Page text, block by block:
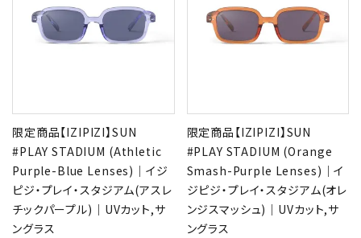
限定商品【IZIPIZI】SUN
#PLAY STADIUM (Athletic
Purple-Blue Lenses)｜イジ
ピジ・プレイ・スタジアム(アスレ
チックパープル)｜UVカット,サ
ングラス
限定商品【IZIPIZI】SUN
#PLAY STADIUM (Orange
Smash-Purple Lenses)｜イ
ジピジ・プレイ・スタジアム(オレ
ンジスマッシュ)｜UVカット,サ
ングラス